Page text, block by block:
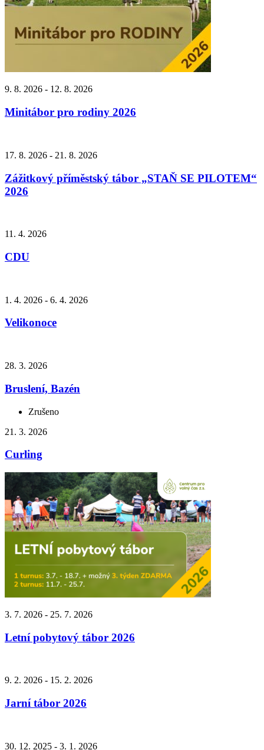
9. 8. 2026 - 12. 8. 2026
Minitábor pro rodiny 2026
17. 8. 2026 - 21. 8. 2026
Zážitkový příměstský tábor „STAŇ SE PILOTEM“
2026
11. 4. 2026
CDU
1. 4. 2026 - 6. 4. 2026
Velikonoce
28. 3. 2026
Bruslení, Bazén
Zrušeno
21. 3. 2026
Curling
3. 7. 2026 - 25. 7. 2026
Letní pobytový tábor 2026
9. 2. 2026 - 15. 2. 2026
Jarní tábor 2026
30. 12. 2025 - 3. 1. 2026